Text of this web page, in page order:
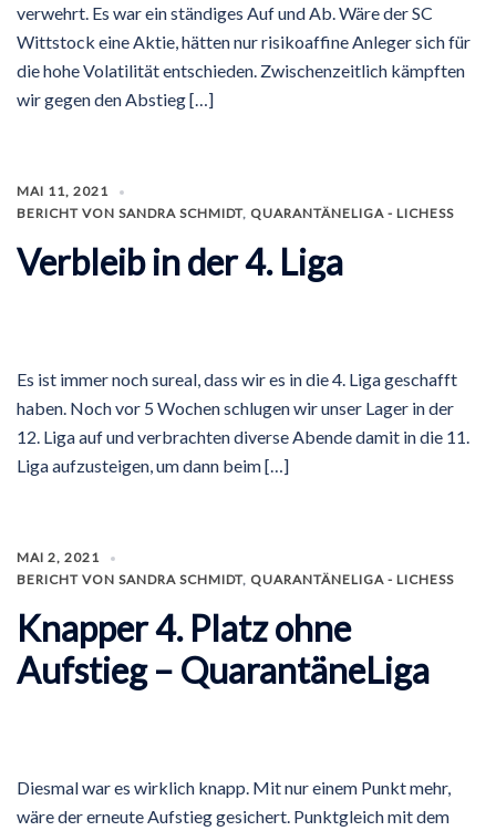
verwehrt. Es war ein ständiges Auf und Ab. Wäre der SC
Wittstock eine Aktie, hätten nur risikoaffine Anleger sich für
die hohe Volatilität entschieden. Zwischenzeitlich kämpften
wir gegen den Abstieg […]
MAI 11, 2021
BERICHT VON SANDRA SCHMIDT, QUARANTÄNELIGA - LICHESS
Verbleib in der 4. Liga
Es ist immer noch sureal, dass wir es in die 4. Liga geschafft
haben. Noch vor 5 Wochen schlugen wir unser Lager in der
12. Liga auf und verbrachten diverse Abende damit in die 11.
Liga aufzusteigen, um dann beim […]
MAI 2, 2021
BERICHT VON SANDRA SCHMIDT, QUARANTÄNELIGA - LICHESS
Knapper 4. Platz ohne
Aufstieg – QuarantäneLiga
Diesmal war es wirklich knapp. Mit nur einem Punkt mehr,
wäre der erneute Aufstieg gesichert. Punktgleich mit dem